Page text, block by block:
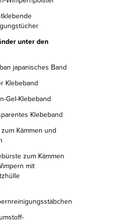
unter den
japanisches Band
Klebeband
Gel-Klebeband
Klebeband
Kämmen und
zum Kämmen
mit